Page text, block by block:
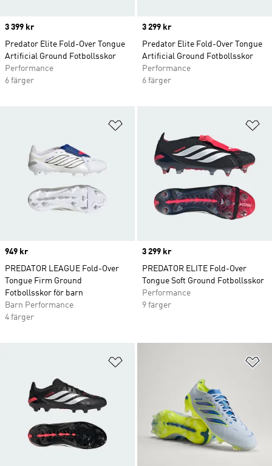
Price
3 399 kr
Predator Elite Fold-Over Tongue
Artificial Ground Fotbollsskor
Performance
6 färger
Price
3 299 kr
Predator Elite Fold-Over Tongue
Artificial Ground Fotbollsskor
Performance
6 färger
Price
949 kr
PREDATOR LEAGUE Fold-Over
Tongue Firm Ground
Fotbollsskor för barn
Barn Performance
4 färger
Price
3 299 kr
PREDATOR ELITE Fold-Over
Tongue Soft Ground Fotbollsskor
Performance
9 färger